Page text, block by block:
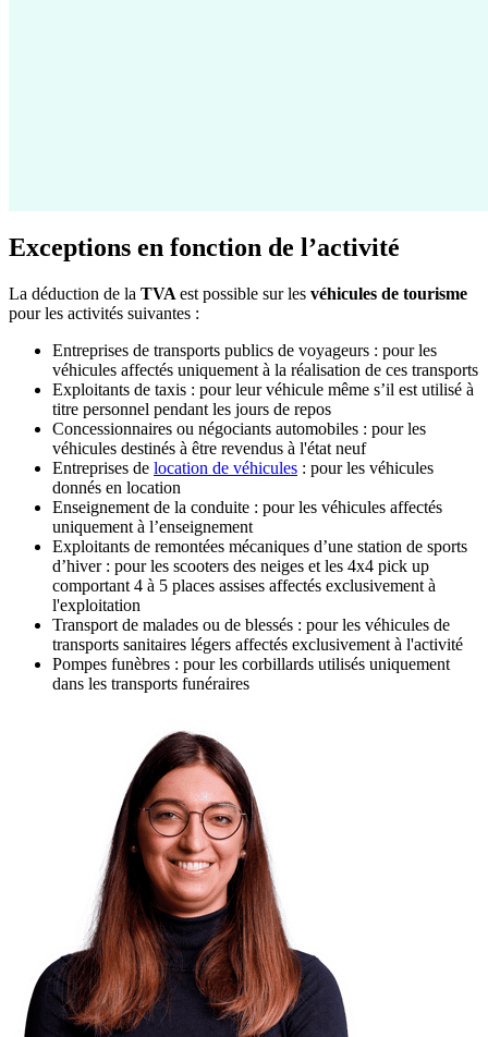
Exceptions en fonction de l’activité
La déduction de la TVA est possible sur les véhicules de tourisme
pour les activités suivantes :
Entreprises de transports publics de voyageurs : pour les
véhicules affectés uniquement à la réalisation de ces transports
Exploitants de taxis : pour leur véhicule même s’il est utilisé à
titre personnel pendant les jours de repos
Concessionnaires ou négociants automobiles : pour les
véhicules destinés à être revendus à l'état neuf
Entreprises de location de véhicules : pour les véhicules
donnés en location
Enseignement de la conduite : pour les véhicules affectés
uniquement à l’enseignement
Exploitants de remontées mécaniques d’une station de sports
d’hiver : pour les scooters des neiges et les 4x4 pick up
comportant 4 à 5 places assises affectés exclusivement à
l'exploitation
Transport de malades ou de blessés : pour les véhicules de
transports sanitaires légers affectés exclusivement à l'activité
Pompes funèbres : pour les corbillards utilisés uniquement
dans les transports funéraires